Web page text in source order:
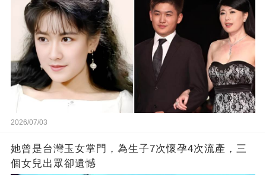
2026/07/03
她曾是台灣玉女掌門，為生子7次懷孕4次流產，三
個女兒出眾卻遺憾